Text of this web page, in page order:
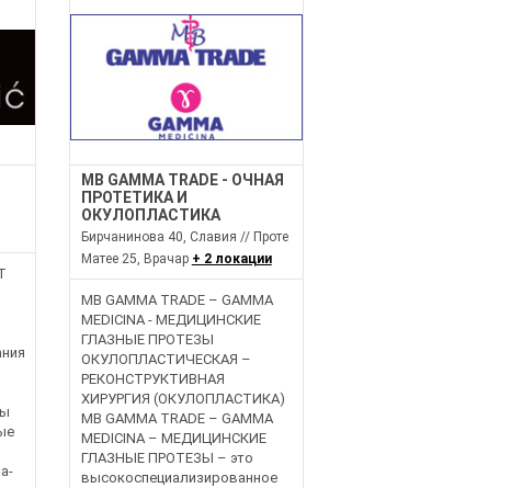
MB GAMMA TRADE - ОЧНАЯ
ПРОТЕТИКА И
ОКУЛОПЛАСТИКА
Бирчанинова 40, Славия // Проте
Матее 25, Врачар + 2 локации
MB GAMMA TRADE – GAMMA
MEDICINA - МЕДИЦИНСКИЕ
ГЛАЗНЫЕ ПРОТЕЗЫ
ОКУЛОПЛАСТИЧЕСКАЯ –
РЕКОНСТРУКТИВНАЯ
ХИРУРГИЯ (ОКУЛОПЛАСТИКА)
MB GAMMA TRADE – GAMMA
MEDICINA – МЕДИЦИНСКИЕ
ГЛАЗНЫЕ ПРОТЕЗЫ – это
высокоспециализированное